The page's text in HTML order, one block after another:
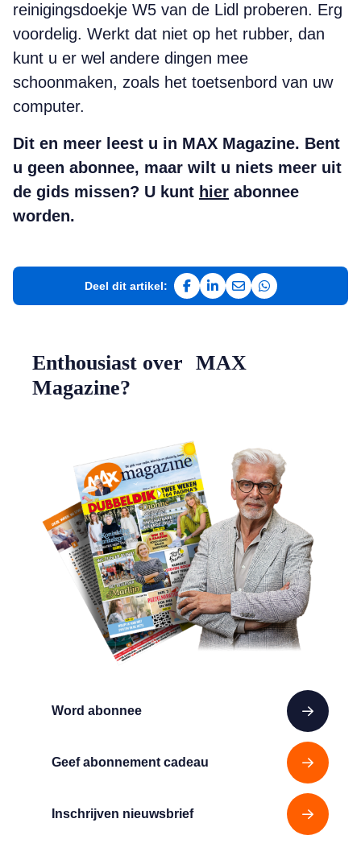
reinigingsdoekje W5 van de Lidl proberen. Erg
voordelig. Werkt dat niet op het rubber, dan
kunt u er wel andere dingen mee
schoonmaken, zoals het toetsenbord van uw
computer.
Dit en meer leest u in MAX Magazine. Bent
u geen abonnee, maar wilt u niets meer uit
de gids missen? U kunt hier abonnee
worden.
Deel dit artikel:
Deel op Facebook
Deel op LinkedIn
Deel via e-mail
Deel via
Word abonnee
Geef abonnement cadeau
Inschrijven nieuwsbrief
Enthousiast over MAX
Magazine?